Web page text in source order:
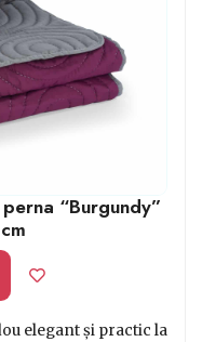
“Burgundy”
elegant și practic la